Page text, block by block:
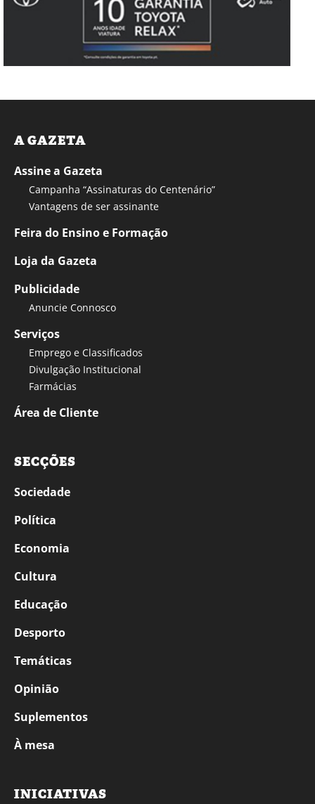
A GAZETA
Assine a Gazeta
Campanha “Assinaturas do Centenário”
Vantagens de ser assinante
Feira do Ensino e Formação
Loja da Gazeta
Publicidade
Anuncie Connosco
Serviços
Emprego e Classificados
Divulgação Institucional
Farmácias
Área de Cliente
SECÇÕES
Sociedade
Política
Economia
Cultura
Educação
Desporto
Temáticas
Opinião
Suplementos
À mesa
INICIATIVAS